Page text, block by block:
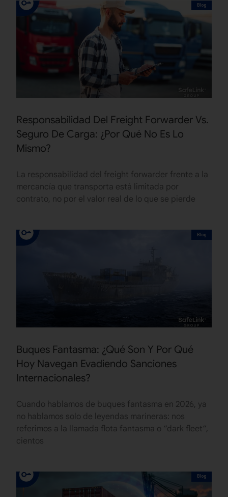
Blog
Responsabilidad Del Freight Forwarder Vs.
Seguro De Carga: ¿Por Qué No Es Lo
Mismo?
La responsabilidad del freight forwarder frente a la
mercancía que transporta está limitada por
contrato, no por el valor real de lo que se pierde
Blog
Buques Fantasma: ¿Qué Son Y Por Qué
Hoy Navegan Evadiendo Sanciones
Internacionales?
Cuando hablamos de buques fantasma en 2026, ya
no hablamos solo de leyendas marineras: nos
referimos a la llamada flota fantasma o “dark fleet“,
cientos
Blog